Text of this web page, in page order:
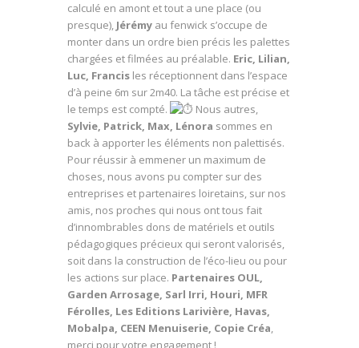
calculé en amont et tout a une place (ou
presque), Jérémy au fenwick s’occupe de
monter dans un ordre bien précis les palettes
chargées et filmées au préalable. Eric, Lilian,
Luc, Francis les réceptionnent dans l’espace
d’à peine 6m sur 2m40. La tâche est précise et
le temps est compté.
Nous autres,
Sylvie, Patrick, Max, Lénora sommes en
back à apporter les éléments non palettisés.
Pour réussir à emmener un maximum de
choses, nous avons pu compter sur des
entreprises et partenaires loiretains, sur nos
amis, nos proches qui nous ont tous fait
d’innombrables dons de matériels et outils
pédagogiques précieux qui seront valorisés,
soit dans la construction de l’éco-lieu ou pour
les actions sur place. Partenaires OUL,
Garden Arrosage, Sarl Irri, Houri, MFR
Férolles, Les Editions Larivière, Havas,
Mobalpa, CEEN Menuiserie, Copie Créa,
merci pour votre engagement !